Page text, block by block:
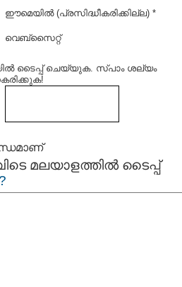
ഈമെയില്‍ (പ്രസിദ്ധീകരിക്കില്ല) *
വെബ്സൈറ്റ്
ടൈപ്പ്‌ ചെയ്യുക. സ്പാം ശല്യം
മലയാളത്തില്‍ ടൈപ്പ്